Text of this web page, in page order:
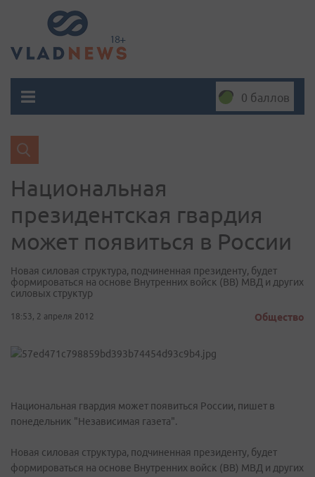
0 баллов
Национальная
президентская гвардия
может появиться в России
Новая силовая структура, подчиненная президенту, будет
формироваться на основе Внутренних войск (ВВ) МВД и других
силовых структур
18:53, 2 апреля 2012 Общество
Национальная гвардия может появиться России, пишет в
понедельник "Независимая газета".
Новая силовая структура, подчиненная президенту, будет
формироваться на основе Внутренних войск (ВВ) МВД и других